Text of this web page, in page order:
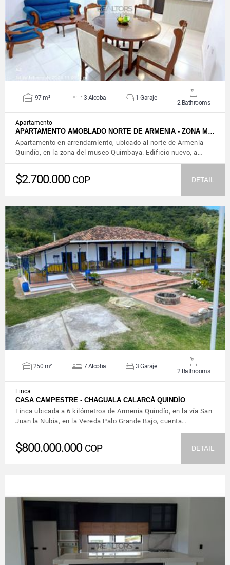
VIEW DETAILS
97 m² 3 Alcoba 1 Garaje
2 Bathrooms
Apartamento
APARTAMENTO AMOBLADO NORTE DE ARMENIA - ZONA M…
Apartamento en arrendamiento, ubicado al norte de Armenia
Quindío, en la zona del museo Quimbaya. Edificio nuevo, a…
$2.700.000 COP DETAIL
VIEW DETAILS
250 m² 7 Alcoba 3 Garaje
2 Bathrooms
Finca
CASA CAMPESTRE - CHAGUALA CALARCÁ QUINDÍO
Finca ubicada a 6 kilómetros de Armenia Quindío, en la vía San
Juan la Nubia, en la Vereda Palo Grande Bajo, cuenta…
$800.000.000 COP DETAIL
VIEW DETAILS